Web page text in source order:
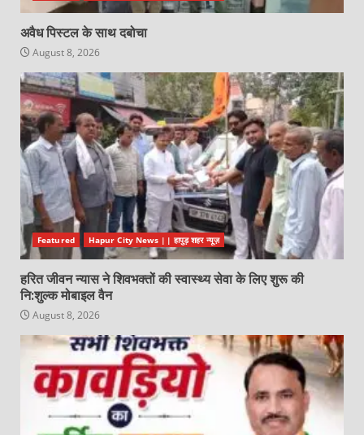
अवैध पिस्टल के साथ दबोचा
August 8, 2026
Featured Hapur City News || हापुड़ शहर न्यूज़
हरित जीवन न्यास ने शिवभक्तों की स्वास्थ्य सेवा के लिए शुरू की
नि:शुल्क मोबाइल वैन
August 8, 2026